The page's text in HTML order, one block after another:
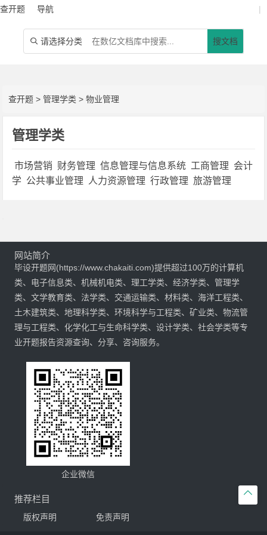
查开题 导航 |
 请选择分类 搜文档
查开题 >管理学类 >物业管理
管理学类
市场营销 财务管理 信息管理与信息系统 工商管理 会计
学 公共事业管理 人力资源管理 行政管理 旅游管理

网站简介
毕设开题网(https://www.chakaiti.com)提供超过100万的计算机
类、电子信息类、机械机电类、理工学类、经济学类、管理学
类、文学教育类、法学类、交通运输类、材料类、海洋工程类、
土木建筑类、地理科学类、环境科学与工程类、矿业类、物流管
理与工程类、化学化工与生命科学类、设计学类、社会学类等专
业开题报告资源查询、分享、咨询服务。
企业微信
推荐栏目
版权声明 免责声明